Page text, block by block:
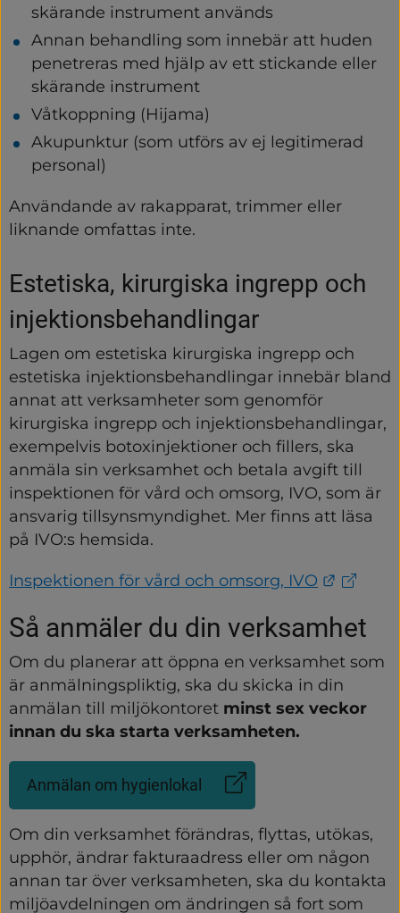
skärande instrument används
Annan behandling som innebär att huden
penetreras med hjälp av ett stickande eller
skärande instrument
Våtkoppning (Hijama)
Akupunktur (som utförs av ej legitimerad
personal)
Användande av rakapparat, trimmer eller
liknande omfattas inte.
Estetiska, kirurgiska ingrepp och
injektionsbehandlingar
Lagen om estetiska kirurgiska ingrepp och
estetiska injektionsbehandlingar innebär bland
annat att verksamheter som genomför
kirurgiska ingrepp och injektionsbehandlingar,
exempelvis botoxinjektioner och fillers, ska
anmäla sin verksamhet och betala avgift till
inspektionen för vård och omsorg, IVO, som är
ansvarig tillsynsmyndighet. Mer finns att läsa
på IVO:s hemsida.
Inspektionen för vård och omsorg, IVO Länk
Så anmäler du din verksamhet
Om du planerar att öppna en verksamhet som
är anmälningspliktig, ska du skicka in din
anmälan till miljökontoret minst sex veckor
innan du ska starta verksamheten.
Anmälan om hygienlokal
(Länk
till
annan
webbplats)
Om din verksamhet förändras, flyttas, utökas,
upphör, ändrar fakturaadress eller om någon
annan tar över verksamheten, ska du kontakta
miljöavdelningen om ändringen så fort som